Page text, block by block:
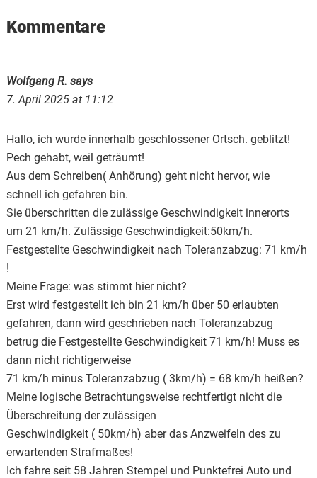
Reader
Kommentare
Wolfgang R. says
7. April 2025 at 11:12
Hallo, ich wurde innerhalb geschlossener Ortsch. geblitzt!
Pech gehabt, weil geträumt!
Aus dem Schreiben( Anhörung) geht nicht hervor, wie
schnell ich gefahren bin.
Sie überschritten die zulässige Geschwindigkeit innerorts
um 21 km/h. Zulässige Geschwindigkeit:50km/h.
Festgestellte Geschwindigkeit nach Toleranzabzug: 71 km/h
!
Meine Frage: was stimmt hier nicht?
Erst wird festgestellt ich bin 21 km/h über 50 erlaubten
gefahren, dann wird geschrieben nach Toleranzabzug
betrug die Festgestellte Geschwindigkeit 71 km/h! Muss es
dann nicht richtigerweise
71 km/h minus Toleranzabzug ( 3km/h) = 68 km/h heißen?
Meine logische Betrachtungsweise rechtfertigt nicht die
Überschreitung der zulässigen
Geschwindigkeit ( 50km/h) aber das Anzweifeln des zu
erwartenden Strafmaßes!
Ich fahre seit 58 Jahren Stempel und Punktefrei Auto und